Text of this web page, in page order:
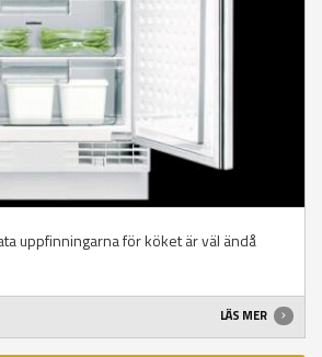
uppfinningarna för köket är väl ändå
LÄS MER